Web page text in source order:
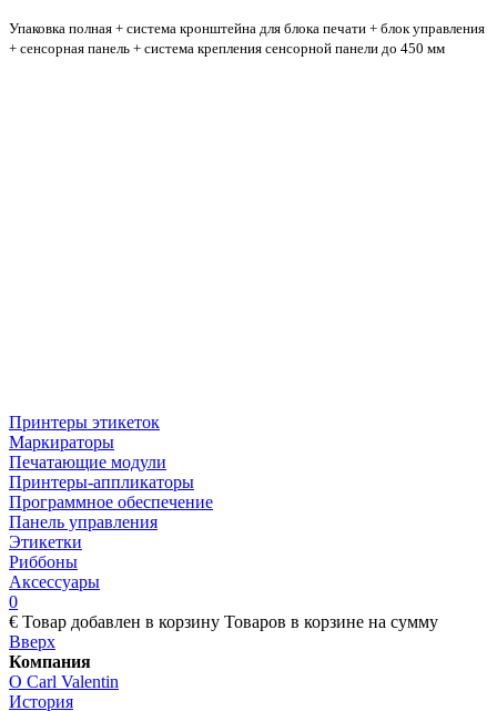
Упаковка полная + система кронштейна для блока печати + блок управления
+ сенсорная панель + система крепления сенсорной панели до 450 мм
Принтеры этикеток
Маркираторы
Печатающие модули
Принтеры-аппликаторы
Программное обеспечение
Панель управления
Этикетки
Риббоны
Аксессуары
0
€ Товар добавлен в корзину Товаров в корзине на сумму
Вверх
Компания
О Carl Valentin
История